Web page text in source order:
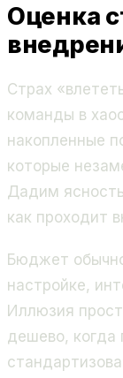
Оценка
Страх
команды в
накопленные
которые
Дадим
как проходит
Бюджет
настройке,
Иллюзия
дешево, когда